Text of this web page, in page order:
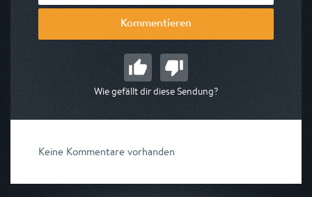
Kommentieren
Wie gefällt dir diese Sendung?
Keine Kommentare vorhanden